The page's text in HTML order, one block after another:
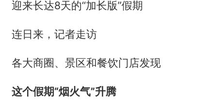
迎来长达8天的“加长版”假期
连日来，记者走访
各大商圈、景区和餐饮门店发现
这个假期“烟火气”升腾